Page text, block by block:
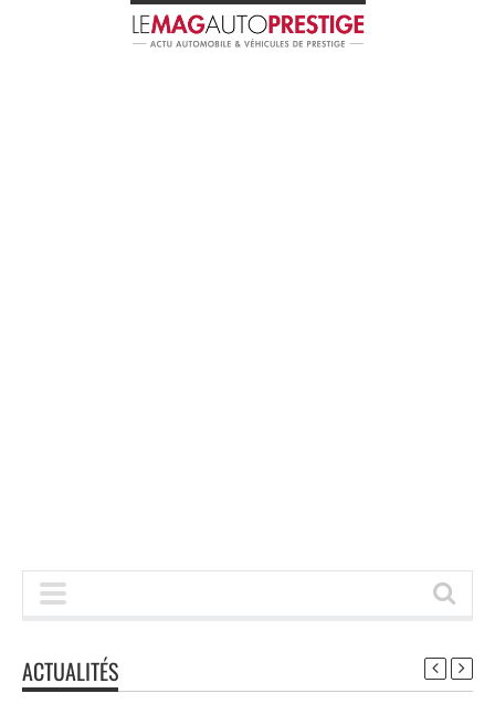
ACTUALITÉS